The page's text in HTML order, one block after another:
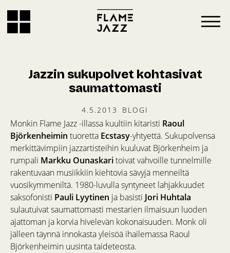
Jazzin sukupolvet kohtasivat
saumattomasti
4.5.2013 BLOGI
Monkin Flame Jazz -illassa kuultiin kitaristi Raoul
Björkenheimin tuoretta Ecstasy-yhtyettä. Sukupolvensa
merkittävimpiin jazzartisteihin kuuluvat Björkenheim ja
rumpali Markku Ounaskaritoivat vahvoille tunnelmille
rakentuvaan musiikkiin kiehtovia sävyjä menneiltä
vuosikymmeniltä. 1980-luvulla syntyneet lahjakkuudet
saksofonisti Pauli Lyytinen ja basisti Jori Huhtala
sulautuivat saumattomasti mestarien ilmaisuun luoden
ajattoman ja korvia hivelevän kokonaisuuden. Monk oli
jälleen täynnä innokasta yleisöä ihailemassa Raoul
Björkenheimin uusinta taideteosta.